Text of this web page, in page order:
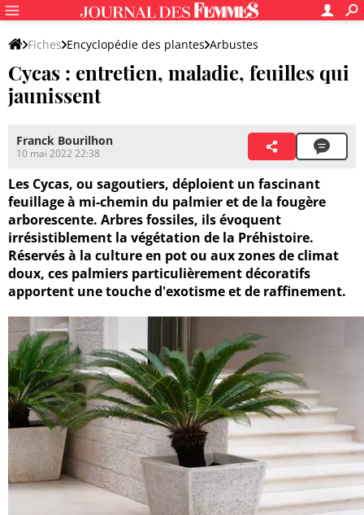
Fiches Encyclopédie des plantes Arbustes
Cycas : entretien, maladie, feuilles qui
jaunissent
Franck Bourilhon
10 mai 2022 22:38
Les Cycas, ou sagoutiers, déploient un fascinant
feuillage à mi-chemin du palmier et de la fougère
arborescente. Arbres fossiles, ils évoquent
irrésistiblement la végétation de la Préhistoire.
Réservés à la culture en pot ou aux zones de climat
doux, ces palmiers particulièrement décoratifs
apportent une touche d'exotisme et de raffinement.